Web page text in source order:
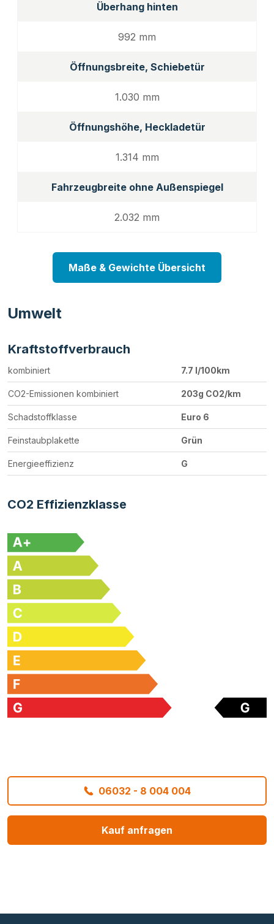
Überhang hinten
992 mm
Öffnungsbreite, Schiebetür
1.030 mm
Öffnungshöhe, Heckladetür
1.314 mm
Fahrzeugbreite ohne Außenspiegel
2.032 mm
Maße & Gewichte Übersicht
Umwelt
Kraftstoffverbrauch
kombiniert 7.7 l/100km
CO2-Emissionen kombiniert 203g CO2/km
Schadstoffklasse Euro 6
Feinstaubplakette Grün
Energieeffizienz G
CO2 Effizienzklasse
06032 - 8 004 004
Kauf anfragen